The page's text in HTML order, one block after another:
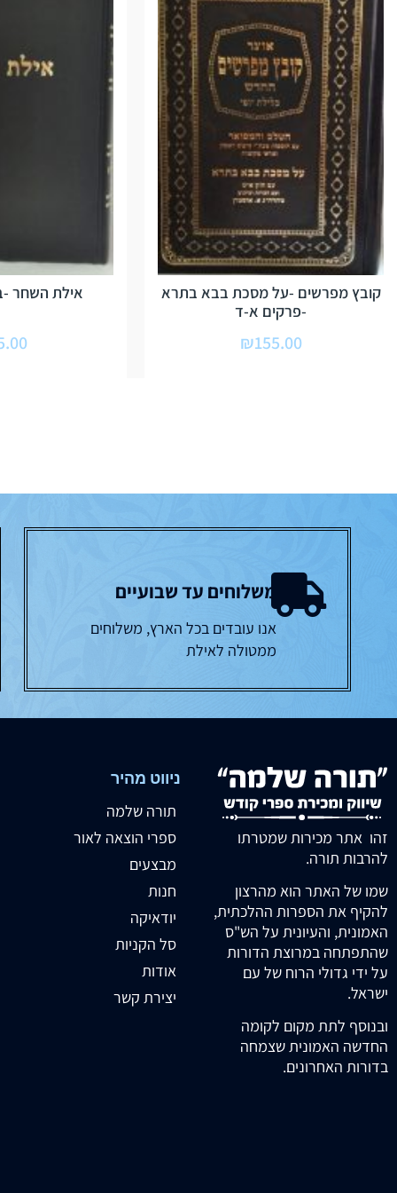
קובץ מפרשים -על מסכת בבא בתרא
-פרקים א-ד
₪155.00
אילת השחר
משלוחים עד שבועיים
אנו עובדים בכל הארץ, משלוחים
ממטולה לאילת
זהו אתר מכירות שמטרתו
להרבות תורה.
שמו של האתר הוא מהרצון
להקיף את הספרות ההלכתית,
האמונית, והעיונית על הש"ס
שהתפתחה במרוצת הדורות
על ידי גדולי הרוח של עם
ישראל.
ובנוסף לתת מקום לקומה
החדשה האמונית שצמחה
בדורות האחרונים.
ניווט מהיר
תורה שלמה
ספרי הוצאה לאור
מבצעים
חנות
יודאיקה
סל הקניות
אודות
יצירת קשר